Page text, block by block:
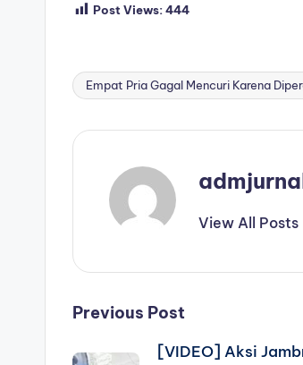
Post Views:444
Tags:
Empat Pria Gagal Mencuri Karena
View All Posts
Post
Previous Post
[VIDEO] Aksi